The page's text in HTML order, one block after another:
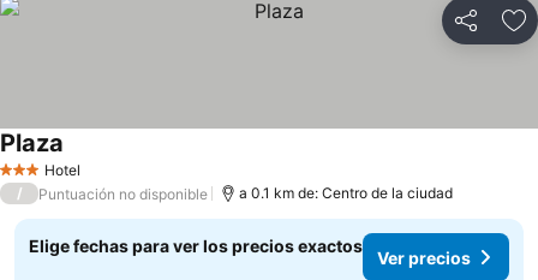
Compartir
3 Estrellas
Hotel
Plaza
/ Puntuación no disponible a 0.1 km de: Centro de la ciudad
Elige fechas para ver los precios exactos
Ver precios